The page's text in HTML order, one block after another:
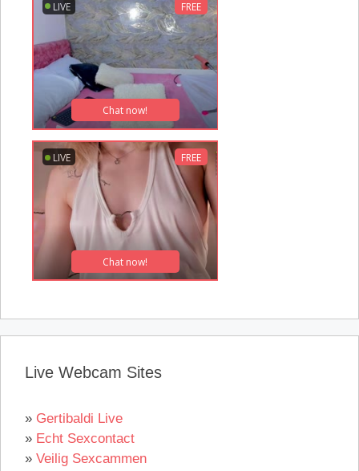
Live Webcam Sites
» Gertibaldi Live
» Echt Sexcontact
» Veilig Sexcammen